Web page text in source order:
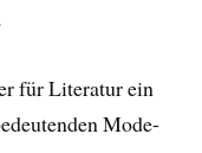
für Literatur ein
Mode-